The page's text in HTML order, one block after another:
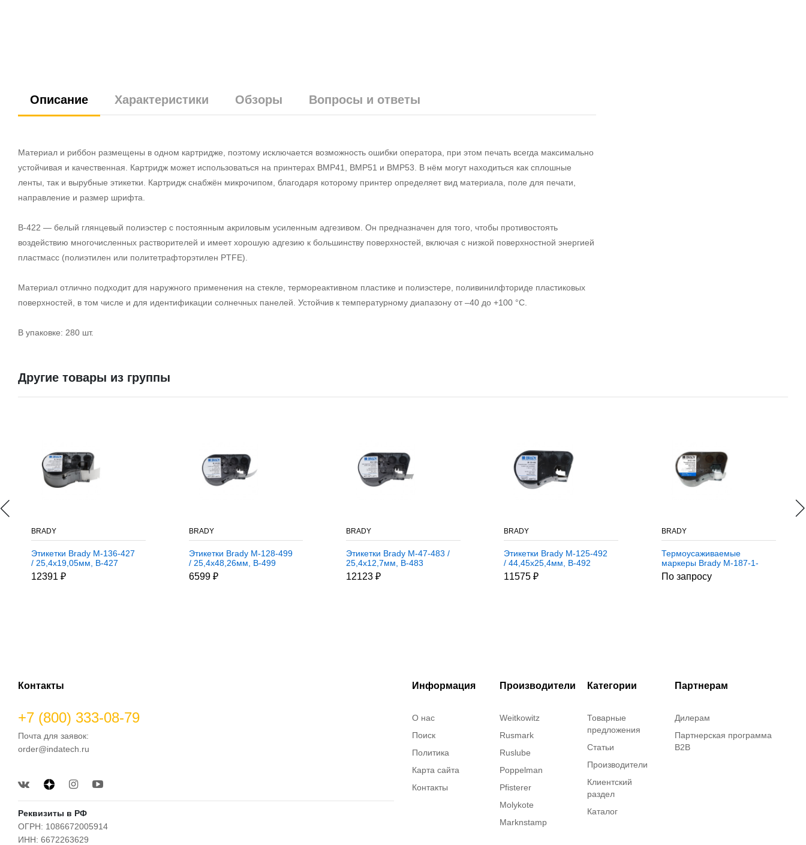
Описание Характеристики Обзоры Вопросы и ответы
Материал и риббон размещены в одном картридже, поэтому исключается возможность ошибки оператора, при этом печать всегда максимально
устойчивая и качественная. Картридж может использоваться на принтерах BMP41, BMP51 и BMP53. В нём могут находиться как сплошные
ленты, так и вырубные этикетки. Картридж снабжён микрочипом, благодаря которому принтер определяет вид материала, поле для печати,
направление и размер шрифта.
В-422 — белый глянцевый полиэстер с постоянным акриловым усиленным адгезивом. Он предназначен для того, чтобы противостоять
воздействию многочисленных растворителей и имеет хорошую адгезию к большинству поверхностей, включая с низкой поверхностной энергией
пластмасс (полиэтилен или политетрафторэтилен PTFE).
Материал отлично подходит для наружного применения на стекле, термореактивном пластике и полиэстере, поливинилфториде пластиковых
поверхностей, в том числе и для идентификации солнечных панелей. Устойчив к температурному диапазону от –40 до +100 °С.
В упаковке: 280 шт.
Другие товары из группы
BRADY
Этикетки Brady M-136-427
/ 25,4x19,05мм, B-427
12391 ₽
BRADY
Этикетки Brady M-128-499
/ 25,4x48,26мм, B-499
6599 ₽
BRADY
Этикетки Brady M-47-483 /
25,4x12,7мм, B-483
12123 ₽
BRADY
Этикетки Brady M-125-492
/ 44,45x25,4мм, B-492
11575 ₽
BRADY
Термоусаживаемые
маркеры Brady M-187-1-
342, 25,78 * 8,5 мм, белые,
печать чернаяым, диаметр
По запросу
Контакты
+7 (800) 333-08-79
Почта для заявок:
order@indatech.ru
Реквизиты в РФ
ОГРН: 1086672005914
ИНН: 6672263629
Информация
О нас
Поиск
Политика
Карта сайта
Контакты
Производители
Weitkowitz
Rusmark
Ruslube
Poppelman
Pfisterer
Molykote
Marknstamp
Категории
Товарные
предложения
Статьи
Производители
Клиентский
раздел
Каталог
Партнерам
Дилерам
Партнерская программа
B2B